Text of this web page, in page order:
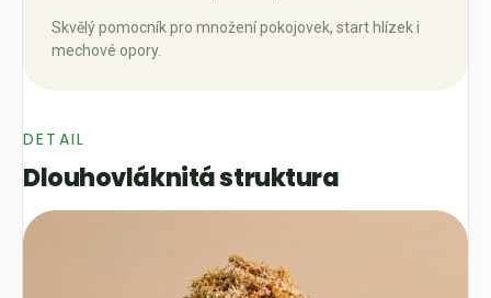
Skvělý pomocník pro množení pokojovek, start hlízek i
mechové opory.
DETAIL
Dlouhovláknitá struktura